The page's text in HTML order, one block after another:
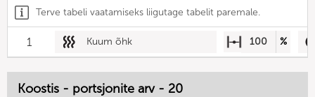
Terve tabeli vaatamiseks liigutage tabelit paremale.
1 Kuum õhk 100 %
Koostis - portsjonite arv - 20